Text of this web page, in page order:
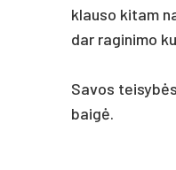
klau­so ki­tam
dar ra­gi­ni­mo
Sa­vos
baigė.